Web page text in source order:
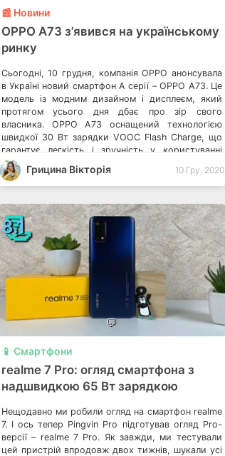
📰 Новини
OPPO A73 з’явився на українському
ринку
Сьогодні, 10 грудня, компанія OPPO анонсувала
в Україні новий смартфон А серії – OPPO A73. Це
модель із модним дизайном і дисплеєм, який
протягом усього дня дбає про зір свого
власника. OPPO A73 оснащений технологією
швидкої 30 Вт зарядки VOOC Flash Charge, що
гарантує легкість і зручність у користуванні
навіть за найактивнішого способу життя. 7
цікавих […]
Грицина Вікторія 10 Гру, 2020
📃
8.1
💬
📱 Смартфони
realme 7 Pro: огляд смартфона з
надшвидкою 65 Вт зарядкою
Нещодавно ми робили огляд на смартфон realme
7. І ось тепер Pingvin Pro підготував огляд Pro-
версії – realme 7 Pro. Як завжди, ми тестували
цей пристрій впродовж двох тижнів, шукали усі